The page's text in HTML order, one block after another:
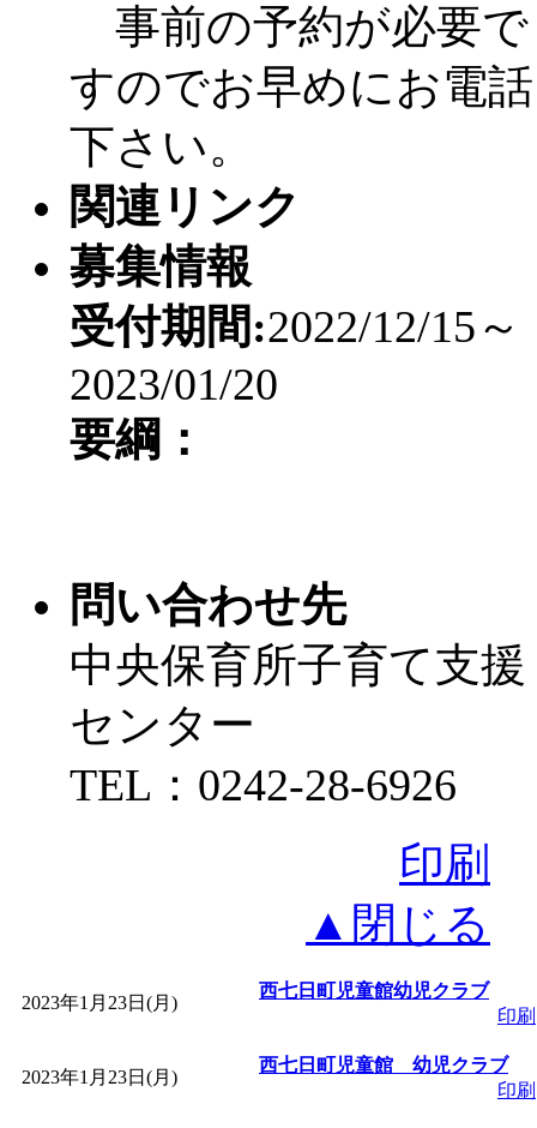
事前の予約が必要で
すのでお早めにお電話
下さい。
関連リンク
募集情報
受付期間:2022/12/15～
2023/01/20
要綱：
問い合わせ先
中央保育所子育て支援
センター
TEL：0242-28-6926
印刷
▲閉じる
2023年1月23日(月)
西七日町児童館幼児クラブ
印刷
2023年1月23日(月)
西七日町児童館 幼児クラブ
印刷